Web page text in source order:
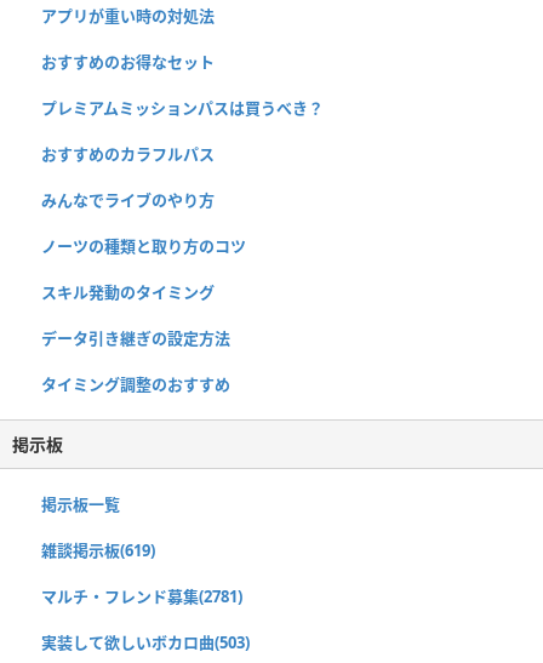
アプリが重い時の対処法
おすすめのお得なセット
プレミアムミッションパスは買うべき？
おすすめのカラフルパス
みんなでライブのやり方
ノーツの種類と取り方のコツ
スキル発動のタイミング
データ引き継ぎの設定方法
タイミング調整のおすすめ
掲示板
掲示板一覧
雑談掲示板(619)
マルチ・フレンド募集(2781)
実装して欲しいボカロ曲(503)